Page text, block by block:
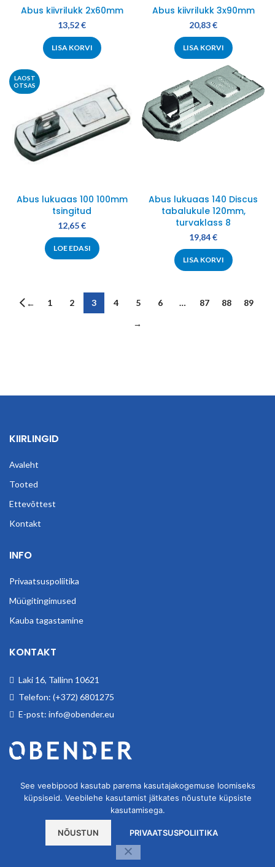
Abus kiivrilukk 2x60mm
13,52€
LISA KORVI
Abus kiivrilukk 3x90mm
20,83€
LISA KORVI
LAOST
OTSAS
Abus lukuaas 100 100mm
tsingitud
12,65€
LOE EDASI
Abus lukuaas 140 Discus
tabalukule 120mm,
turvaklass 8
19,84€
LISA KORVI
← 1 2 3 4 5 6 … 87 88
89
→
KIIRLINGID
Avaleht
Tooted
Ettevõttest
Kontakt
INFO
Privaatsuspoliitika
Müügitingimused
Kauba tagastamine
KONTAKT
Laki 16, Tallinn 10621
Telefon: (+372) 6801275
E-post: info@obender.eu
OBENDER OÜ
2020
Kodulehe tegemine
See veebipood kasutab parema kasutajakogemuse loomiseks
küpsiseid. Veebilehe kasutamist jätkates nõustute küpsiste
kasutamisega.
NÕUSTUN PRIVAATSUSPOLIITIKA